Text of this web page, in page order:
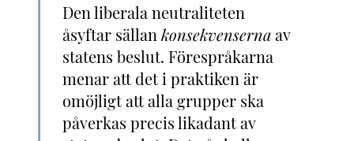
Den liberala neutraliteten
åsyftar sällankonsekvensernaav
statens beslut. Förespråkarna
menar att det i praktiken är
omöjligt att alla grupper ska
påverkas precis likadant av